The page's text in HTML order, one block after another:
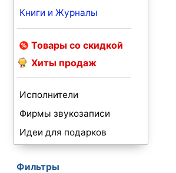
Книги и Журналы
Товары со скидкой
Хиты продаж
Исполнители
Фирмы звукозаписи
Идеи для подарков
Фильтры